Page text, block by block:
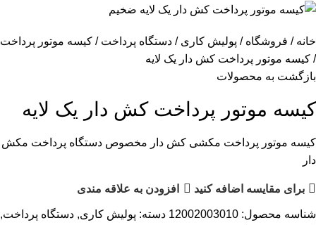
خانه فروشگاه پولیش کاری دستگاه پرداخت کیسه موتور پرداخت
کیسه موتور پرداخت کش دار یک لایه
بازگشت به محصولات
کیسه موتور پرداخت کش دار یک لایه
کیسه موتور پرداخت مکشی کش دار مخصوص دستگاه پرداخت مکش
دار
برای مقایسه اضافه کنید افزودن به علاقه مندی
شناسه محصول: 12002003010 دسته: پولیش کاری, دستگاه پرداخت,